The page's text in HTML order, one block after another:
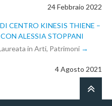
24 Febbraio 2022
CENTRO KINESIS THIENE –
ALESSIA STOPPANI
in Arti, Patrimoni
4 Agosto 2021